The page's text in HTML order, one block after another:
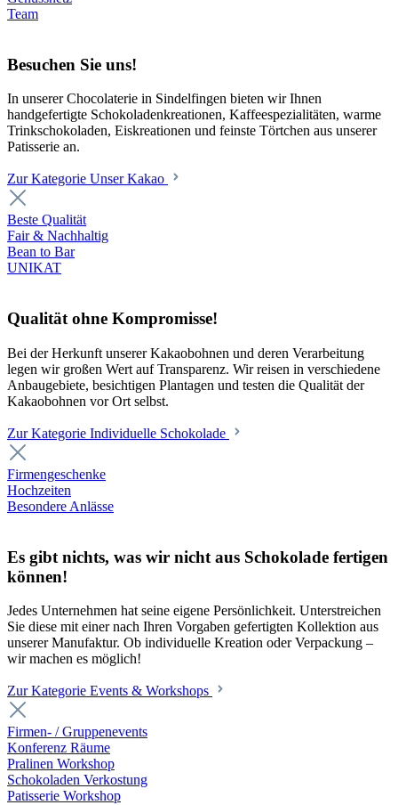
Team
Besuchen Sie uns!
In unserer Chocolaterie in Sindelfingen bieten wir Ihnen
handgefertigte Schokoladenkreationen, Kaffeespezialitäten, warme
Trinkschokoladen, Eiskreationen und feinste Törtchen aus unserer
Patisserie an.
Zur Kategorie Unser Kakao
Beste Qualität
Fair & Nachhaltig
Bean to Bar
UNIKAT
Qualität ohne Kompromisse!
Bei der Herkunft unserer Kakaobohnen und deren Verarbeitung
legen wir großen Wert auf Transparenz. Wir reisen in verschiedene
Anbaugebiete, besichtigen Plantagen und testen die Qualität der
Kakaobohnen vor Ort selbst.
Zur Kategorie Individuelle Schokolade
Firmengeschenke
Hochzeiten
Besondere Anlässe
Es gibt nichts, was wir nicht aus Schokolade fertigen
können!
Jedes Unternehmen hat seine eigene Persönlichkeit. Unterstreichen
Sie diese mit einer nach Ihren Vorgaben gefertigten Kollektion aus
unserer Manufaktur. Ob individuelle Kreation oder Verpackung –
wir machen es möglich!
Zur Kategorie Events & Workshops
Firmen- / Gruppenevents
Konferenz Räume
Pralinen Workshop
Schokoladen Verkostung
Patisserie Workshop